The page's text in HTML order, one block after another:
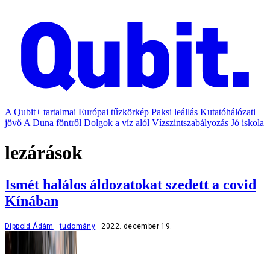
A Qubit+ tartalmai Európai tűzkörkép Paksi leállás Kutatóhálózati
jövő A Duna föntről Dolgok a víz alól Vízszintszabályozás Jó iskola
lezárások
Ismét halálos áldozatokat szedett a covid
Kínában
Dippold Ádám tudomány 2022. december 19.